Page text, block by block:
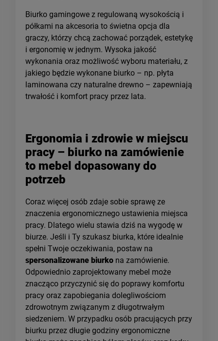
Biurko gamingowe z regulowaną wysokością i
półkami na akcesoria to świetna opcja dla
graczy, którzy chcą zachować porządek, estetykę
i ergonomię w jednym. Wysoka jakość
wykonania oraz możliwość wyboru materiału, z
jakiego będzie wykonane biurko – np. płyta
laminowana czy naturalne drewno – zapewniają
trwałość i komfort pracy przez lata.
Ergonomia i zdrowie w miejscu
pracy – biurko na zamówienie
to mebel dopasowany do
potrzeb
Coraz więcej osób zdaje sobie sprawę ze
znaczenia ergonomicznego ustawienia miejsca
pracy. Dlatego wielu stawia dziś na wygodę w
biurze. Jeśli i Ty szukasz biurka, które idealnie
spełni Twoje oczekiwania, postaw na
spersonalizowane biurko na zamówienie.
Odpowiednio zaprojektowany mebel może
znacząco przyczynić się do poprawy komfortu
pracy oraz zapobiegania dolegliwościom
zdrowotnym związanym z długotrwałym
siedzeniem. W przypadku osób pracujących przy
biurku przez długie godziny ergonomiczne